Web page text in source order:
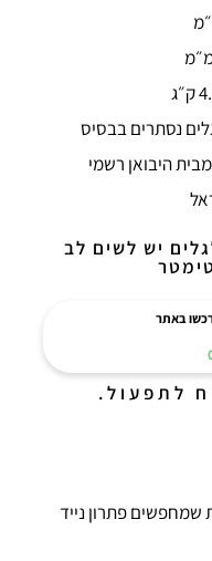
היבואן רשמי
יש לשים לב
רכשו באתר
לתפעול.
שמחפשים פתרון נייד